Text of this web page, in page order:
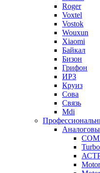
Roger
Voxtel
Vostok
Wouxun
Xiaomi
Байкал
Бизон
Грифон
ИРЗ
Круиз
Сова
Связь
Mdi